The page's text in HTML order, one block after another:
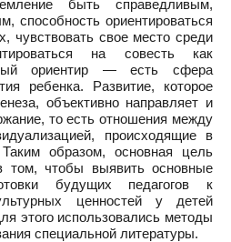
быть справедливым,
способность ориентироваться
чувствовать свое место среди
на совесть как
ориентир — есть сфера
ребенка. Развитие, которое
объективно направляет и
то есть отношения между
происходящие в
образом, основная цель
том, чтобы выявить основные
будущих педагогов к
ценностей у детей
этого использовались методы
специальной литературы.